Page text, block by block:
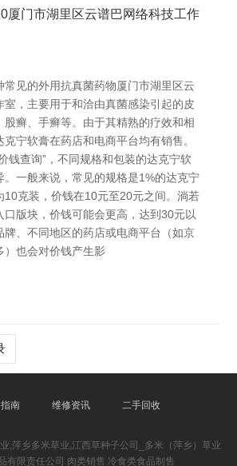
厦门市湖里区云谱巴网络科技工作
常见的外用抗真菌药物厦门市湖里区云
室，主要用于和洽由真菌感染引起的皮
股癣、手癣等。由于其精熟的疗效和相
宁软膏在药店和电商平台均有销售。
钱查询”，不同规格和包装的达克宁软
。一般来说，常见的规格是1%的达克宁
10克装，价钱在10元至20元之间。淌若
口版块，价钱可能会更高，达到30元以
牌、不同地区的药店或电商平台（如京
）也会对价钱产生影
南 维修资讯 二手回收
,萍乡多米草业,江西草种子公司_多米（萍乡）草业
有限责任公司 肉类销售 冷食类食品制售